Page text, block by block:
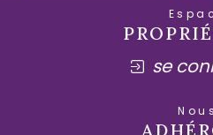
se
Nous